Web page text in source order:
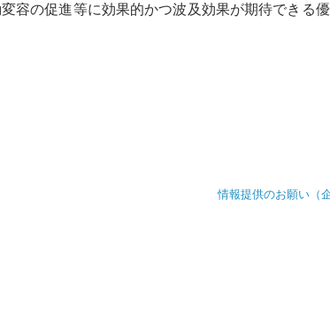
容の促進等に効果的かつ波及効果が期待できる
情報提供のお願い（